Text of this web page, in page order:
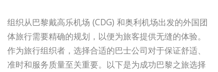
组织从巴黎戴高乐机场 (CDG) 和奥利机场出发的外国团
体旅行需要精确的规划，以便为旅客提供无缝的体验。
作为旅行组织者，选择合适的巴士公司对于保证舒适、
准时和服务质量至关重要。以下是为成功巴黎之旅选择